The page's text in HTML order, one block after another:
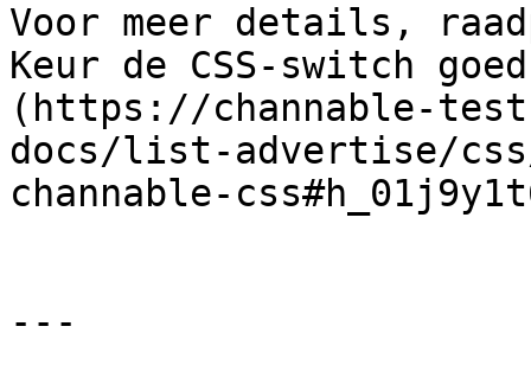
Voor meer details,
Keur de CSS-switch
(https://channable-
docs/list-advertise/
channable-
---